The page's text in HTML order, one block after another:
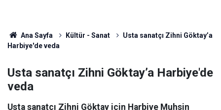
Ana Sayfa Kültür - Sanat
Usta sanatçı Zihni Göktay’a
Harbiye'de veda
Usta sanatçı Zihni Göktay’a Harbiye'de
veda
Usta sanatçı Zihni Göktay için Harbiye Muhsin